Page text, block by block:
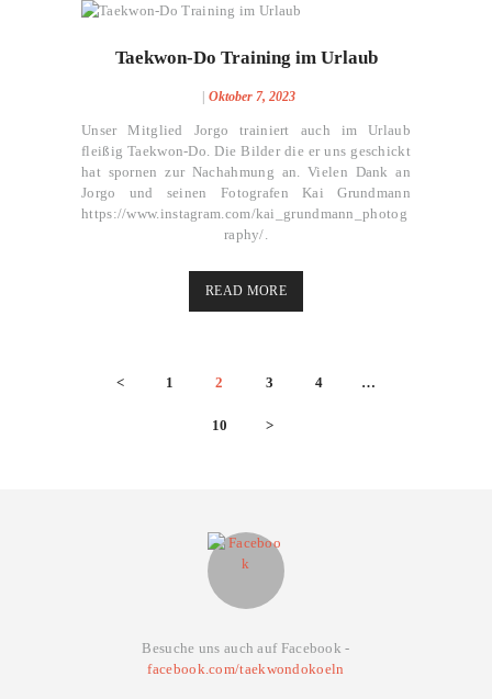
Oktober 7, 2023 126
Taekwon-Do Training im Urlaub
Oktober 7, 2023
Unser Mitglied Jorgo trainiert auch im Urlaub
fleißig Taekwon-Do. Die Bilder die er uns geschickt
hat spornen zur Nachahmung an. Vielen Dank an
Jorgo und seinen Fotografen Kai Grundmann
https://www.instagram.com/kai_grundmann_photog
raphy/.
READ MORE
Seitennummerierung
< PAGE
1 PAGE
2 PAGE
3 PAGE
4 …
PAGE
10 >
Besuche uns auch auf Facebook -
facebook.com/taekwondokoeln